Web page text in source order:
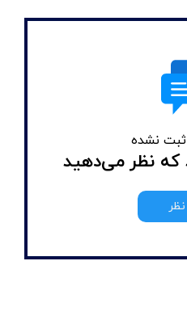
نشده
که نظر می‌دهید